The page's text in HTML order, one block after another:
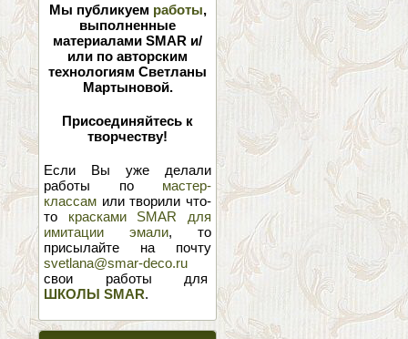
Мы публикуем работы,
выполненные
материалами SMAR и/
или по авторским
технологиям Светланы
Мартыновой.
Присоединяйтесь к
творчеству!
Если Вы уже делали
работы по мастер-
классам или творили что-
то красками SMAR для
имитации эмали, то
присылайте на почту
svetlana@smar-deco.ru
свои работы для
ШКОЛЫ SMAR.